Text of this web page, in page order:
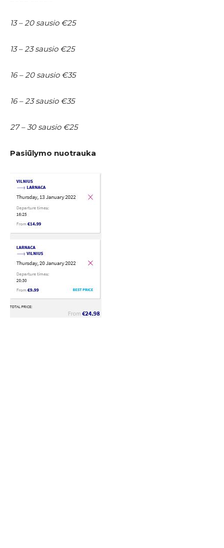
13 – 20 sausio €25
13 – 23 sausio €25
16 – 20 sausio €35
16 – 23 sausio €35
27 – 30 sausio €25
Pasiūlymo nuotrauka